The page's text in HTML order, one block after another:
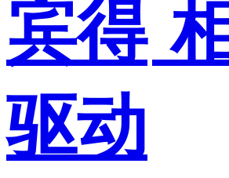
宾得
驱动